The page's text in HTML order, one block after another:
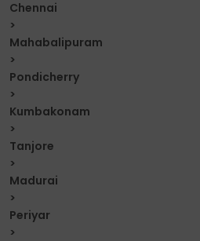
Chennai
>
Mahabalipuram
>
Pondicherry
>
Kumbakonam
>
Tanjore
>
Madurai
>
Periyar
>